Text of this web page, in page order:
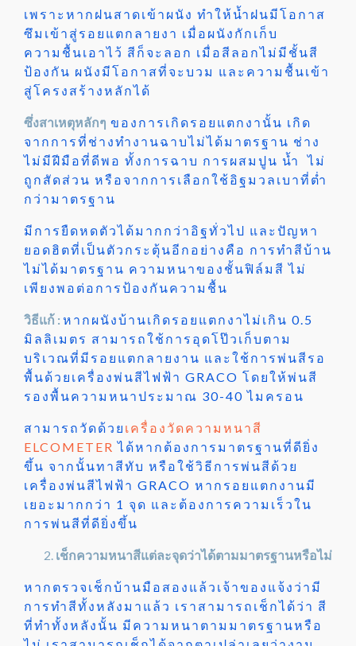
เพราะหากฝนสาดเข้าผนัง ทำให้น้ำฝนมีโอกาส
ซึมเข้าสู่รอยแตกลายงา เมื่อผนังกักเก็บ
ความชื้นเอาไว้ สีก็จะลอก เมื่อสีลอกไม่มีชั้นสี
ป้องกัน ผนังมีโอกาสที่จะบวม และความชื้นเข้า
สู่โครงสร้างหลักได้
ซึ่งสาเหตุหลักๆ ของการเกิดรอยแตกงานั้น เกิด
จากการที่ช่างทำงานฉาบไม่ได้มาตรฐาน ช่าง
ไม่มีฝีมือที่ดีพอ ทั้งการฉาบ การผสมปูน น้ำ ไม่
ถูกสัดส่วน หรือจากการเลือกใช้อิฐมวลเบาที่ต่ำ
กว่ามาตรฐาน
มีการยืดหดตัวได้มากกว่าอิฐทั่วไป และปัญหา
ยอดฮิตที่เป็นตัวกระตุ้นอีกอย่างคือ การทำสีบ้าน
ไม่ได้มาตรฐาน ความหนาของชั้นฟิล์มสี ไม่
เพียงพอต่อการป้องกันความชื้น
วิธีแก้ : หากผนังบ้านเกิดรอยแตกงาไม่เกิน 0.5
มิลลิเมตร สามารถใช้การอุดโป๊วเก็บตาม
บริเวณที่มีรอยแตกลายงาน และใช้การพ่นสีรอ
พื้นด้วยเครื่องพ่นสีไฟฟ้า GRACO โดยให้พ่นสี
รองพื้นความหนาประมาณ 30-40 ไมครอน
สามารถวัดด้วย เครื่องวัดความหนาสี
ELCOMETER ได้หากต้องการมาตรฐานที่ดียิ่ง
ขึ้น จากนั้นทาสีทับ หรือใช้วิธีการพ่นสีด้วย
เครื่องพ่นสีไฟฟ้า GRACO หากรอยแตกงานมี
เยอะมากกว่า 1 จุด และต้องการความเร็วใน
การพ่นสีที่ดียิ่งขึ้น
เช็กความหนาสีแต่ละจุดว่าได้ตามมาตรฐานหรือไม่
หากตรวจเช็กบ้านมือสองแล้วเจ้าของแจ้งว่ามี
การทำสีทั้งหลังมาแล้ว เราสามารถเช็กได้ว่า สี
ที่ทำทั้งหลังนั้น มีความหนาตามมาตรฐานหรือ